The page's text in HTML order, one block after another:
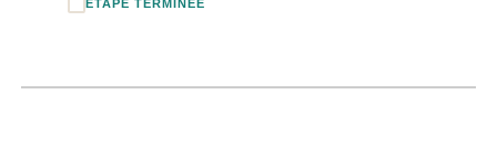
ÉTAPE TERMINÉE